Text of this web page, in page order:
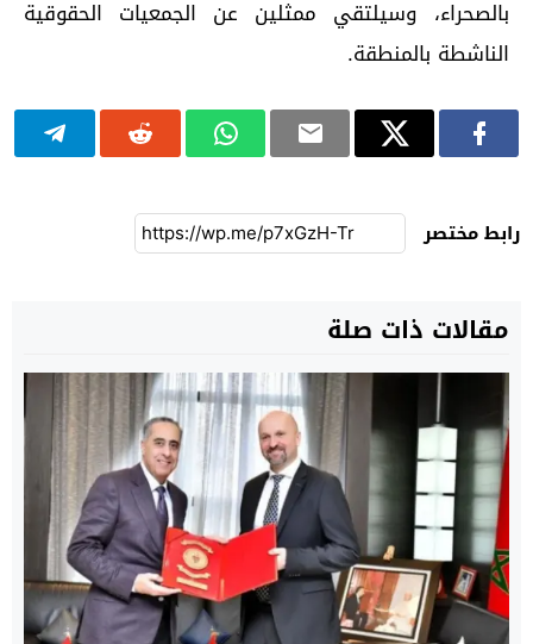
بالصحراء، وسيلتقي ممثلين عن الجمعيات الحقوقية
الناشطة بالمنطقة.
رابط مختصر
مقالات ذات صلة